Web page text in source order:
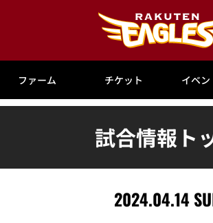
ファーム チケット イベ
試合情報ト
2024.04.14